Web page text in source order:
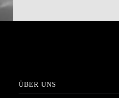
ÜBER UNS